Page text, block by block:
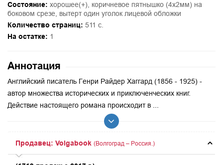
Состояние: хорошее(+), коричневое пятнышко (4х2мм) на
боковом срезе, вытерт один уголок лицевой обложки
Количество страниц: 511 с.
На остатке: 1
Аннотация
Английский писатель Генри Райдер Хаггард (1856 - 1925) -
автор множества исторических и приключенческих книг.
Действие настоящего романа происходит в ...
Продавец: Volgabook (Волгоград – Россия.)